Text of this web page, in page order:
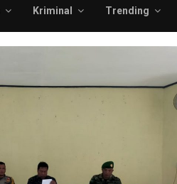
Kriminal Trending